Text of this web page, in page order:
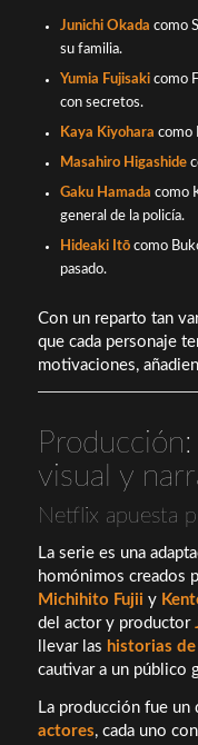
Junichi Okada como
su familia.
Yumia Fujisakicomo
con secretos.
Kaya Kiyohara como
Masahiro Higashide
Gaku Hamada como
general de la policía.
Hideaki Itōcomo
pasado.
Con un reparto tan
que cada personaje
motivaciones,
visual y
Netflix apuesta
La serie es una
homónimos creados
Michihito Fujii y
del actor y productor
llevar las historias
cautivar a un público
La producción fue un
actores, cada uno